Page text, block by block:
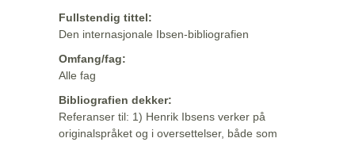
Fullstendig tittel:
Den internasjonale Ibsen-bibliografien
Omfang/fag:
Alle fag
Bibliografien dekker:
Referanser til: 1) Henrik Ibsens verker på
originalspråket og i oversettelser, både som